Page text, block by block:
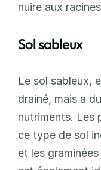
nuire aux
Sol sableux
Le sol sableux,
drainé, mais a
nutriments. Les
ce type de sol
et les